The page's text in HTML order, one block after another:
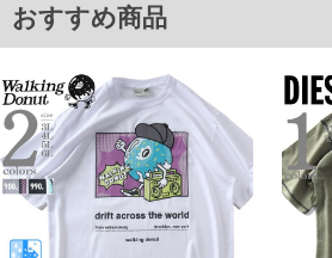
サイズ/バスト/総丈/裾周り/肩幅/袖丈
3L/130/78/130/58/24
5L/150/82/150/62/26
6L/160/84/160/64/27
単位はcm
※【返品交換について】
返品交換希望の方は、商品到着後1週間以内にご連絡く
下着(肌着)やワイシャツは商品の性質上、返品交換不
ご了承くださいませ。
※【ボトムの裾上げをご希望の場合】
おすすめ商品